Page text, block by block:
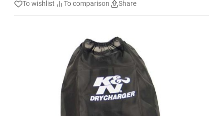
To wishlist To comparison Share